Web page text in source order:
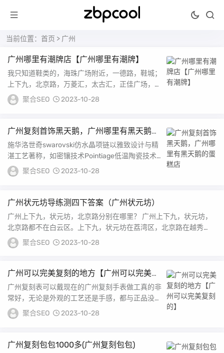
当前位置： 首页 > 广州
广州哪里有潮牌店【广州哪里有潮牌】
我只知道鞋类的，海珠广场附近，一德路，鞋城；
上下九，北京路，万菱汇，太古汇，正佳广场，体
育西都可以。...
聚合SEO 2023-10-28
广州复刻首饰黑天鹅，广州哪里有黑天鹅的
蛋糕店
施华洛世奇swarovski仿水晶项链以雅致设计与精
湛工艺著称，如密镶技术Pointiage低温陶瓷技术
镶嵌，以及多彩仿水晶渐变众多施华...
聚合SEO 2023-10-28
广州状元坊导练测四下答案（广州状元坊）
广州上下九，状元坊，北京路分别在哪里？ 广州上下九，状元坊，
北京路都不在白云区。上下九，状元坊在荔湾区，北京路在越秀
区。广州状元坊名字的...
聚合SEO 2023-10-28
广州可以完美复刻的地方【广州可以完美复
刻的】
广州复刻表可以戴现在的广州复刻手表做工真的非
常好，无论是外观的工艺还是手感，都与正品没有
区别当然可以戴；广州chean复刻表厂地址是广
州...
聚合SEO 2023-10-28
广州复刻包包1000多(广州复刻包包)